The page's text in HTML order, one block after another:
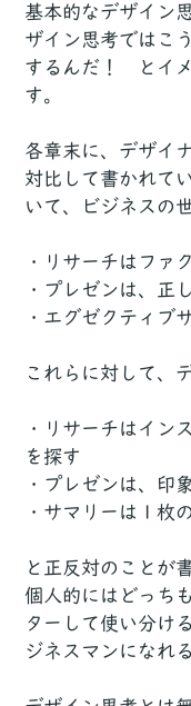
基本的なデザイン
ザイン思考ではこ
するんだ！ とイ
す。
各章末に、デザイ
対比して書かれて
いて、ビジネスの
・リサーチはファ
・プレゼンは、正
・エグゼクティブ
これらに対して、
・リサーチはイン
を探す
・プレゼンは、印
・サマリーは１枚
と正反対のことが
個人的にはどっち
ターして使い分け
ジネスマンになれ